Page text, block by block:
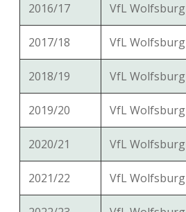
2016/17 VfL Wolfsburg
2017/18 VfL Wolfsburg
2018/19 VfL Wolfsburg
2019/20 VfL Wolfsburg
2020/21 VfL Wolfsburg
2021/22 VfL Wolfsburg